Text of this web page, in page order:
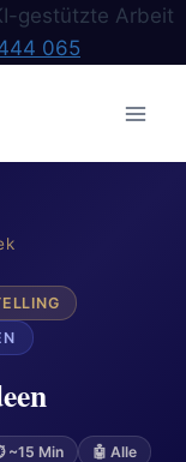
gestützte Arbeit
065
~15 Min 🤖 Alle